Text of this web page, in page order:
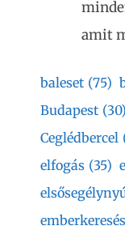
amit
baleset (75)
Budapest (30)
Ceglédbercel
elfogás (35)
emberkeresés